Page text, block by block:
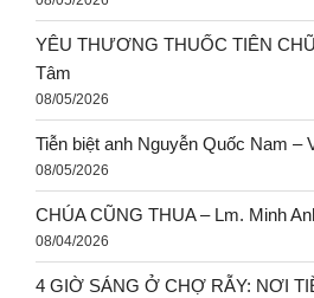
YÊU THƯƠNG THUỐC TIÊN
Tâm
08/05/2026
Tiễn biệt anh Nguyễn Quốc Nam –
08/05/2026
CHÚA CŨNG THUA – Lm. Minh
08/04/2026
4 GIỜ SÁNG Ở CHỢ RẪY: NƠI